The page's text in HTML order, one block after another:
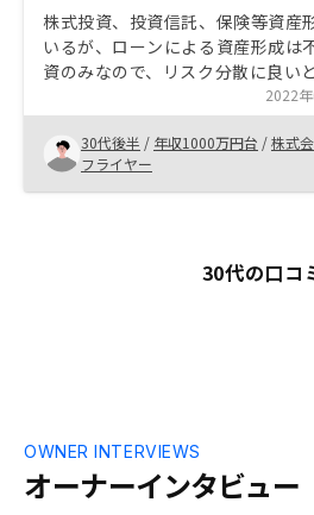
株式投資、投資信託、保険等資産
いるが、ローンによる資産形成は
資のみなので、リスク分散に良い
いたので、いずれはやろうと思っ
担当営業マンはとても真剣に取り
り、信頼できる方だったので購入
た。
2022
30代後半 / 年収1000万円台 /株式
フライヤー
30代の口コ
オーナーインタビュー
OWNER INTERVIEWS